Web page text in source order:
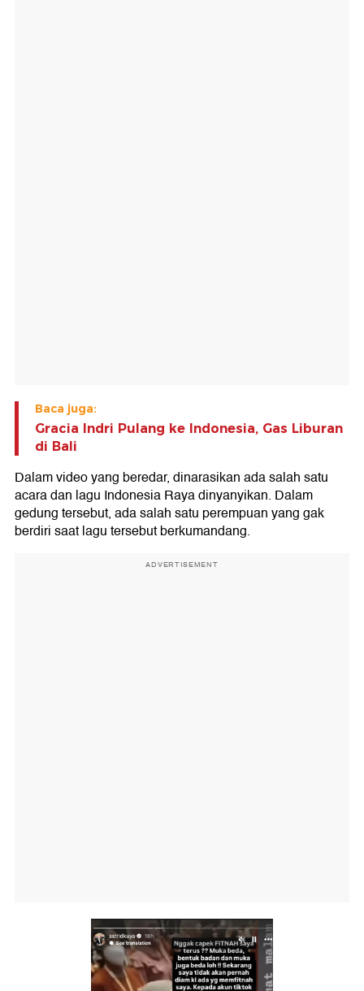
Baca juga:
Gracia Indri Pulang ke Indonesia, Gas Liburan
di Bali
Dalam video yang beredar, dinarasikan ada salah satu
acara dan lagu Indonesia Raya dinyanyikan. Dalam
gedung tersebut, ada salah satu perempuan yang gak
berdiri saat lagu tersebut berkumandang.
ADVERTISEMENT